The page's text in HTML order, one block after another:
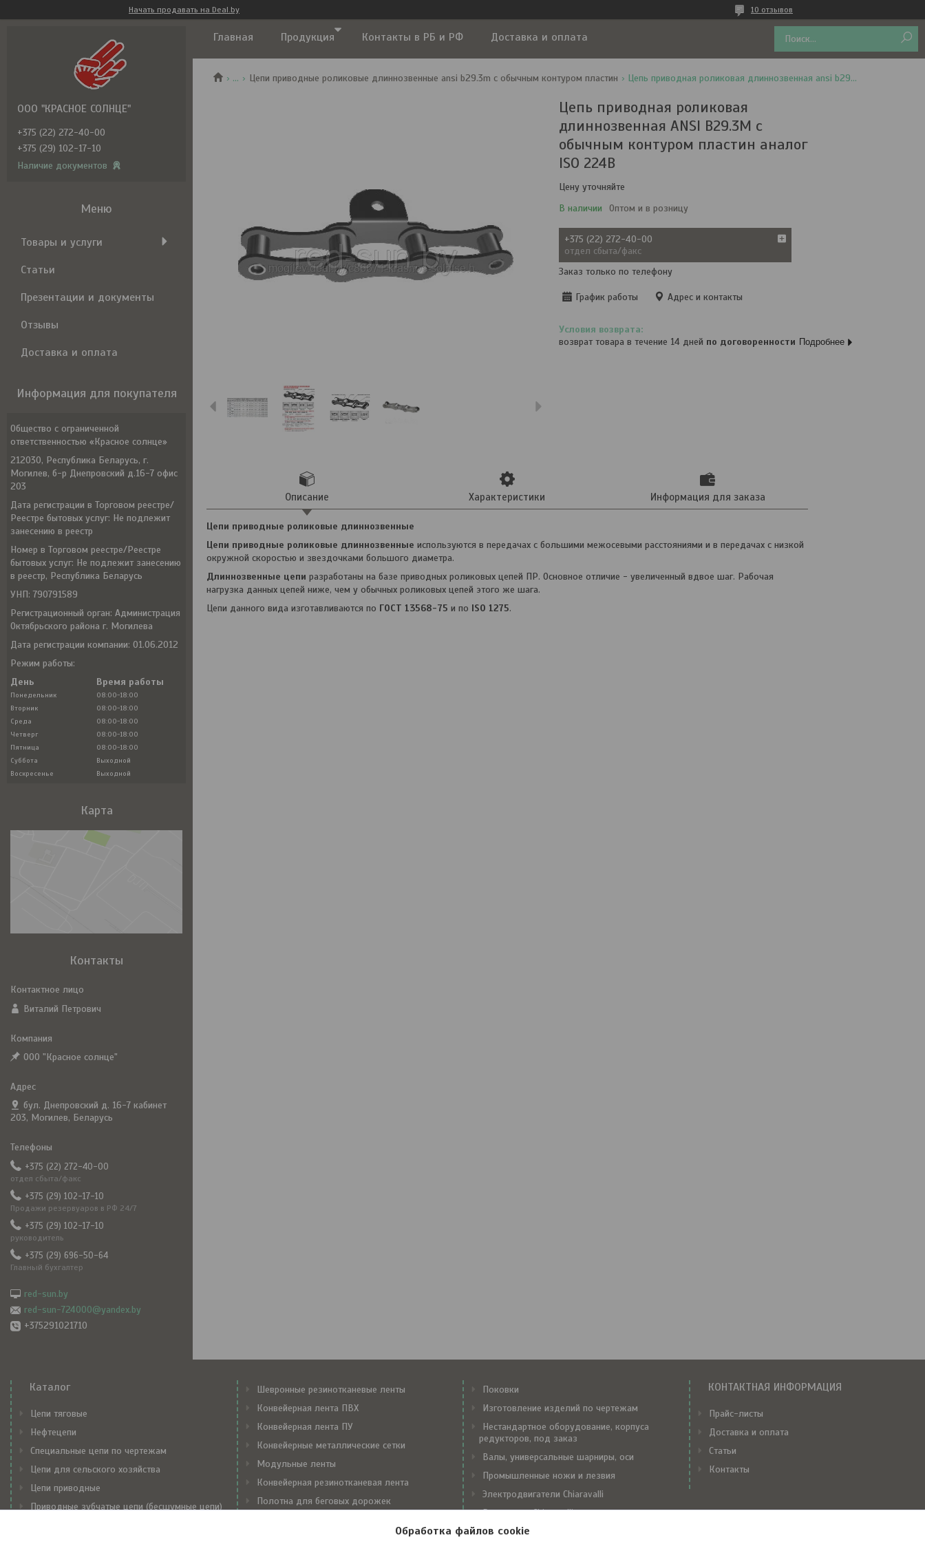
Начать продавать на Deal.by 10 отзывов
Главная Продукция Контакты в РБ и РФ Доставка и оплата
... Цепи приводные роликовые длиннозвенные ansi b29.3m с обычным контуром пластин Цепь приводная роликовая длиннозвенная ansi b29.3m с обычным контуром пластин аналог iso 224в
Цепь приводная роликовая
длиннозвенная ANSI B29.3M с
обычным контуром пластин аналог
ISO 224В
Цену уточняйте
В наличии
Оптом и в розницу
+375 (22) 272-40-00
отдел сбыта/факс
Заказ только по телефону
График работы Адрес и контакты
возврат товара в течение 14 дней по договоренности Подробнее
Описание Характеристики Информация для заказа
Цепи приводные роликовые длиннозвенные
Цепи приводные роликовые длиннозвенные используются в передачах с большими межосевыми расстояниями и в передачах с низкой
окружной скоростью и звездочками большого диаметра.
Длиннозвенные цепи разработаны на базе приводных роликовых цепей ПР. Основное отличие - увеличенный вдвое шаг. Рабочая
нагрузка данных цепей ниже, чем у обычных роликовых цепей этого же шага.
Цепи данного вида изготавливаются по ГОСТ 13568-75 и по ISO 1275.
ООО "КРАСНОЕ СОЛНЦЕ"
+375 (22) 272-40-00
+375 (29) 102-17-10
Наличие документов
Товары и услуги
Статьи
Презентации и документы
Отзывы
Доставка и оплата
Информация для покупателя
Общество с ограниченной
ответственностью «Красное солнце»
212030, Республика Беларусь, г.
Могилев, б-р Днепровский д.16-7 офис
203
Дата регистрации в Торговом реестре/
Реестре бытовых услуг: Не подлежит
занесению в реестр
Номер в Торговом реестре/Реестре
бытовых услуг: Не подлежит занесению
в реестр, Республика Беларусь
УНП: 790791589
Регистрационный орган: Администрация
Октябрьского района г. Могилева
Дата регистрации компании: 01.06.2012
Режим работы:
День
Время работы
Понедельник
08:00-18:00
Вторник
08:00-18:00
Среда
08:00-18:00
Четверг
08:00-18:00
Пятница
08:00-18:00
Суббота
Выходной
Воскресенье
Выходной
Карта
Контакты
Виталий Петрович
ООО "Красное солнце"
бул. Днепровский д. 16-7 кабинет
203, Могилев, Беларусь
+375 (22) 272-40-00
отдел сбыта/факс
+375 (29) 102-17-10
Продажи резервуаров в РФ 24/7
+375 (29) 102-17-10
руководитель
+375 (29) 696-50-64
Главный бухгалтер
red-sun.by
red-sun-724000@yandex.by
+375291021710
Каталог
Цепи тяговые
Нефтецепи
Специальные цепи по чертежам
Цепи для сельского хозяйства
Цепи приводные
Приводные зубчатые цепи (бесшумные цепи)
Шевронные резинотканевые ленты
Конвейерная лента ПВХ
Конвейерная лента ПУ
Конвейерные металлические сетки
Модульные ленты
Конвейерная резинотканевая лента
Полотна для беговых дорожек
Поковки
Изготовление изделий по чертежам
Нестандартное оборудование, корпуса
редукторов, под заказ
Валы, универсальные шарниры, оси
Промышленные ножи и лезвия
Электродвигатели Chiaravalli
Редукторы Chiaravalli
Вариаторы Chiaravalli
КОНТАКТНАЯ ИНФОРМАЦИЯ
Прайс-листы
Доставка и оплата
Статьи
Контакты
Обработка файлов cookie